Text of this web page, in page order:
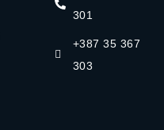
301
+387 35 367
303